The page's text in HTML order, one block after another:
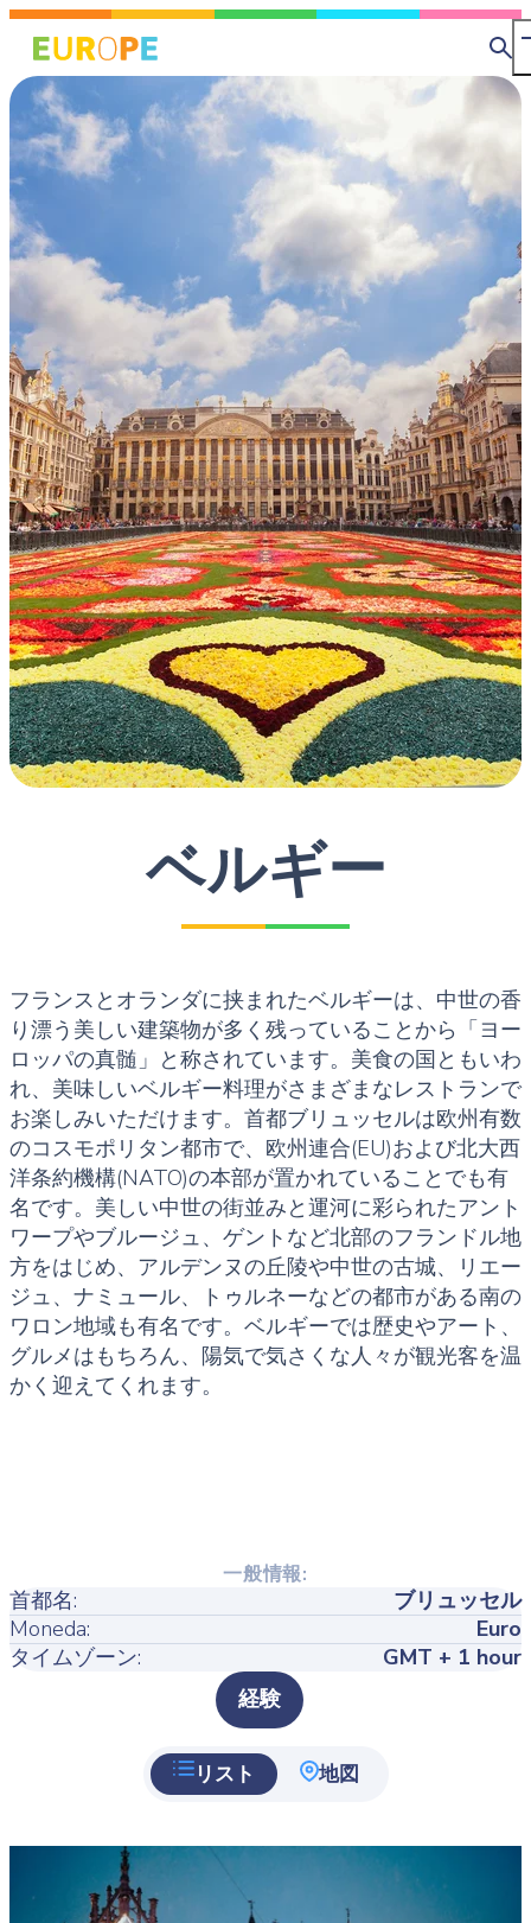
メ
ン
コ
ン
テ
ン
ツ
に
移
動
検
索
ベルギー
フランスとオランダに挟まれたベルギーは、中世の香
り漂う美しい建築物が多く残っていることから「ヨー
ロッパの真髄」と称されています。美食の国ともいわ
れ、美味しいベルギー料理がさまざまなレストランで
お楽しみいただけます。首都ブリュッセルは欧州有数
のコスモポリタン都市で、欧州連合(EU)および北大西
洋条約機構(NATO)の本部が置かれていることでも有
名です。美しい中世の街並みと運河に彩られたアント
ワープやブルージュ、ゲントなど北部のフランドル地
方をはじめ、アルデンヌの丘陵や中世の古城、リエー
ジュ、ナミュール、トゥルネーなどの都市がある南の
ワロン地域も有名です。ベルギーでは歴史やアート、
グルメはもちろん、陽気で気さくな人々が観光客を温
かく迎えてくれます。
一般情報:
首都名:
ブリュッセル
Moneda:
Euro
タイムゾーン:
GMT + 1 hour
Type
経験
リスト 地図